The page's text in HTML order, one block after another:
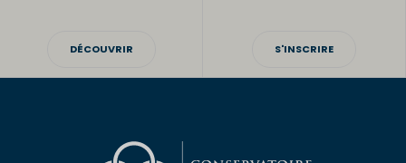
DÉCOUVRIR S'INSCRIRE